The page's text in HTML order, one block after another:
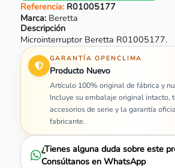
Referencia:R01005177
Marca: Beretta
Descripción
Microinterruptor Beretta R01005177.
GARANTÍA OPENCLIMA
Producto Nuevo
Artículo 100% original de fábrica y
Incluye su embalaje original intacto,
accesorios de serie y la garantía
fabricante.
¿Tienes alguna duda sobre este
Consúltanos en WhatsApp